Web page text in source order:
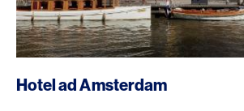
Hotel ad Amsterdam